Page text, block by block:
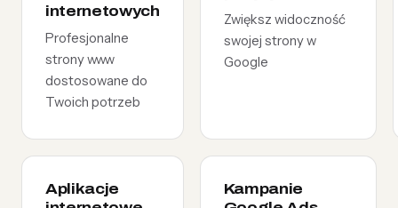
internetowych
Profesjonalne
strony www
dostosowane do
Twoich potrzeb
Zwiększ widoczność
swojej strony w
Google
Aplikacje
Kampanie